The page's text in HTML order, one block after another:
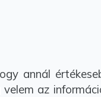
annál
az